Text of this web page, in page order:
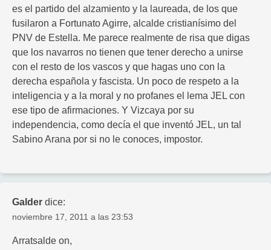
es el partido del alzamiento y la laureada, de los que
fusilaron a Fortunato Agirre, alcalde cristianísimo del
PNV de Estella. Me parece realmente de risa que digas
que los navarros no tienen que tener derecho a unirse
con el resto de los vascos y que hagas uno con la
derecha española y fascista. Un poco de respeto a la
inteligencia y a la moral y no profanes el lema JEL con
ese tipo de afirmaciones. Y Vizcaya por su
independencia, como decía el que inventó JEL, un tal
Sabino Arana por si no le conoces, impostor.
Galder dice:
noviembre 17, 2011 a las 23:53
Arratsalde on,